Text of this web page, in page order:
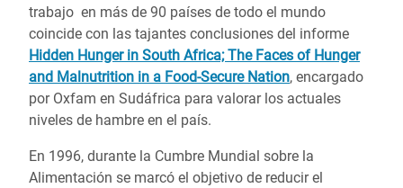
trabajo en más de 90 países de todo el mundo
coincide con las tajantes conclusiones del informe
Hidden Hunger in South Africa; The Faces of Hunger
and Malnutrition in a Food-Secure Nation, encargado
por Oxfam en Sudáfrica para valorar los actuales
niveles de hambre en el país.
En 1996, durante la Cumbre Mundial sobre la
Alimentación se marcó el objetivo de reducir el